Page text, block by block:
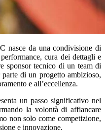
nasce da una condivisione di
cura dei dettagli e
sponsor tecnico di un team di
di un progetto ambizioso,
e all’eccellenza.
un passo significativo nel
la volontà di affiancare
non solo come competizione,
e innovazione.